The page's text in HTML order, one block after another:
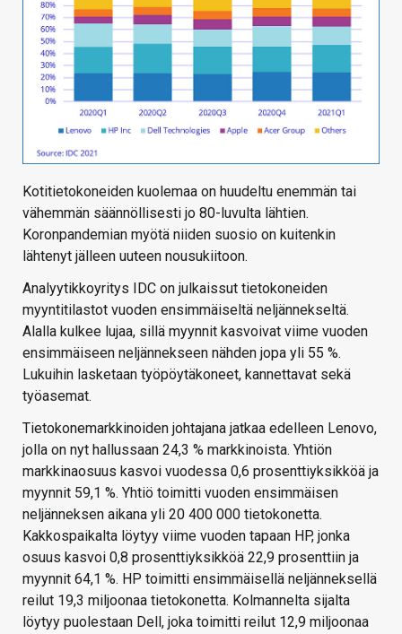
HAKU
Kotitietokoneiden kuolemaa on huudeltu enemmän tai
vähemmän säännöllisesti jo 80-luvulta lähtien.
Koronpandemian myötä niiden suosio on kuitenkin
lähtenyt jälleen uuteen nousukiitoon.
Analyytikkoyritys IDC on julkaissut tietokoneiden
myyntitilastot vuoden ensimmäiseltä neljännekseltä.
Alalla kulkee lujaa, sillä myynnit kasvoivat viime vuoden
ensimmäiseen neljännekseen nähden jopa yli 55 %.
Lukuihin lasketaan työpöytäkoneet, kannettavat sekä
työasemat.
Tietokonemarkkinoiden johtajana jatkaa edelleen Lenovo,
jolla on nyt hallussaan 24,3 % markkinoista. Yhtiön
markkinaosuus kasvoi vuodessa 0,6 prosenttiyksikköä ja
myynnit 59,1 %. Yhtiö toimitti vuoden ensimmäisen
neljänneksen aikana yli 20 400 000 tietokonetta.
Kakkospaikalta löytyy viime vuoden tapaan HP, jonka
osuus kasvoi 0,8 prosenttiyksikköä 22,9 prosenttiin ja
myynnit 64,1 %. HP toimitti ensimmäisellä neljänneksellä
reilut 19,3 miljoonaa tietokonetta. Kolmannelta sijalta
löytyy puolestaan Dell, joka toimitti reilut 12,9 miljoonaa